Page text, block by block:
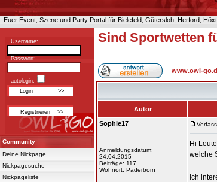
Euer Event, Szene und Party Portal für Bielefeld, Gütersloh, Herford,
Username:
Passwort:
autologin:
Community
Deine Nickpage
Nickpagesuche
Nickpageliste
Sind Sportwetten
www.owl-
Autor
Sophie17
Anmeldungsdatum:
24.04.2015
Beiträge: 117
Wohnort: Paderborn
Hi
welche
Ich